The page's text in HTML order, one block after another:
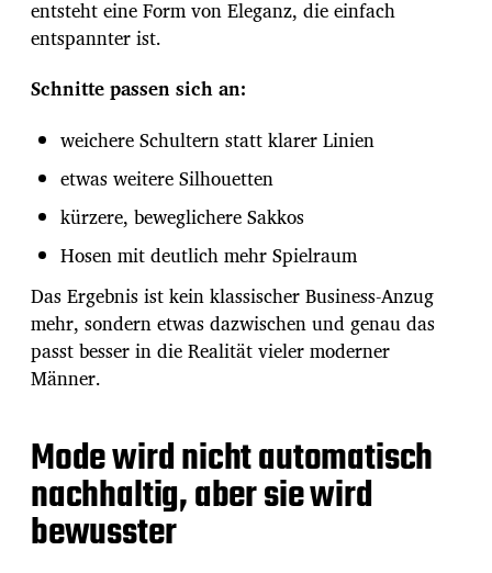
entsteht eine Form von Eleganz, die einfach
entspannter ist.
Schnitte passen sich an:
weichere Schultern statt klarer Linien
etwas weitere Silhouetten
kürzere, beweglichere Sakkos
Hosen mit deutlich mehr Spielraum
Das Ergebnis ist kein klassischer Business-Anzug
mehr, sondern etwas dazwischen und genau das
passt besser in die Realität vieler moderner
Männer.
Mode wird nicht automatisch
nachhaltig, aber sie wird
bewusster